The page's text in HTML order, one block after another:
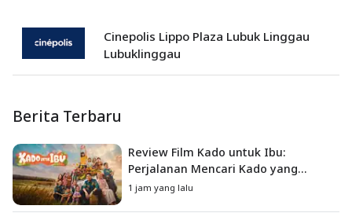
Cinepolis Lippo Plaza Lubuk Linggau
Lubuklinggau
Berita Terbaru
Review Film Kado untuk Ibu:
Perjalanan Mencari Kado yang
Mengajarkan Arti Keluarga
1 jam yang lalu